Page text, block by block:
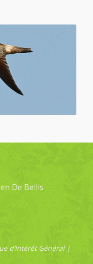
De Bellis
d’Intérêt Général |